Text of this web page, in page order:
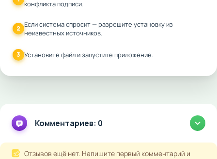
конфликта подписи.
2 Если система спросит — разрешите установку из
неизвестных источников.
3 Установите файл и запустите приложение.
Комментариев: 0
Отзывов ещё нет. Напишите первый комментарий и